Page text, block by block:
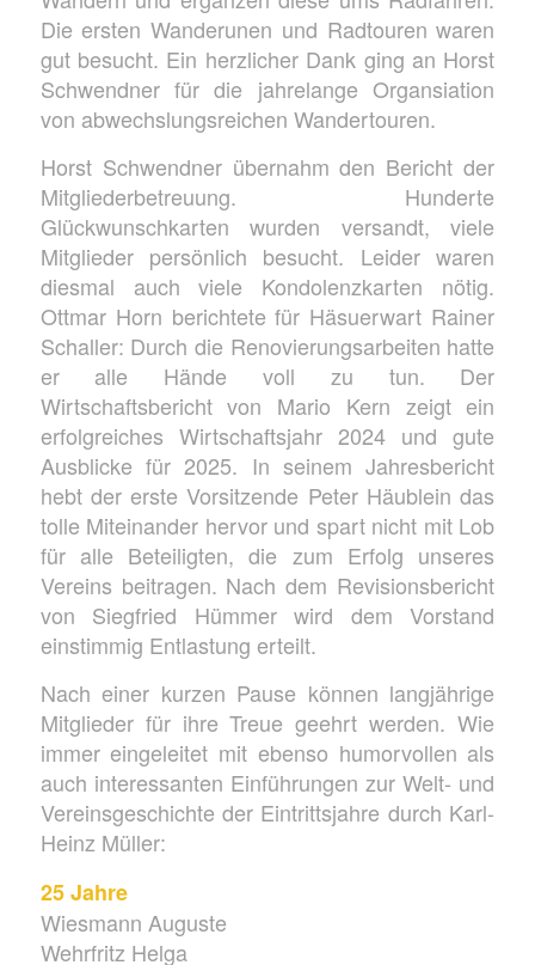
Die ersten Wanderunen und Radtouren waren
gut besucht. Ein herzlicher Dank ging an Horst
Schwendner für die jahrelange Organsiation
von abwechslungsreichen Wandertouren.
Horst Schwendner übernahm den Bericht der
Mitgliederbetreuung. Hunderte
Glückwunschkarten wurden versandt, viele
Mitglieder persönlich besucht. Leider waren
diesmal auch viele Kondolenzkarten nötig.
Ottmar Horn berichtete für Häsuerwart Rainer
Schaller: Durch die Renovierungsarbeiten hatte
er alle Hände voll zu tun. Der
Wirtschaftsbericht von Mario Kern zeigt ein
erfolgreiches Wirtschaftsjahr 2024 und gute
Ausblicke für 2025. In seinem Jahresbericht
hebt der erste Vorsitzende Peter Häublein das
tolle Miteinander hervor und spart nicht mit Lob
für alle Beteiligten, die zum Erfolg unseres
Vereins beitragen. Nach dem Revisionsbericht
von Siegfried Hümmer wird dem Vorstand
einstimmig Entlastung erteilt.
Nach einer kurzen Pause können langjährige
Mitglieder für ihre Treue geehrt werden. Wie
immer eingeleitet mit ebenso humorvollen als
auch interessanten Einführungen zur Welt- und
Vereinsgeschichte der Eintrittsjahre durch Karl-
Heinz Müller:
25 Jahre
Wiesmann Auguste
Wehrfritz Helga